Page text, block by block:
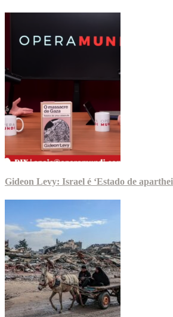
Gideon Levy: Israel é ‘Estado de